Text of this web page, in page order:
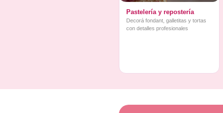
Pastelería y repostería
Decorá fondant, galletitas y tortas
con detalles profesionales